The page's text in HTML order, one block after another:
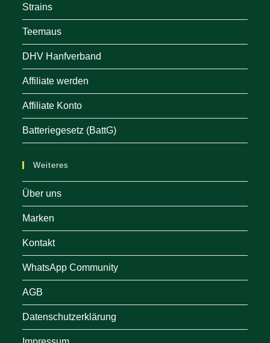
Strains
Teemaus
DHV Hanfverband
Affiliate werden
Affiliate Konto
Batteriegesetz (BattG)
Weiteres
Über uns
Marken
Kontakt
WhatsApp Community
AGB
Datenschutzerklärung